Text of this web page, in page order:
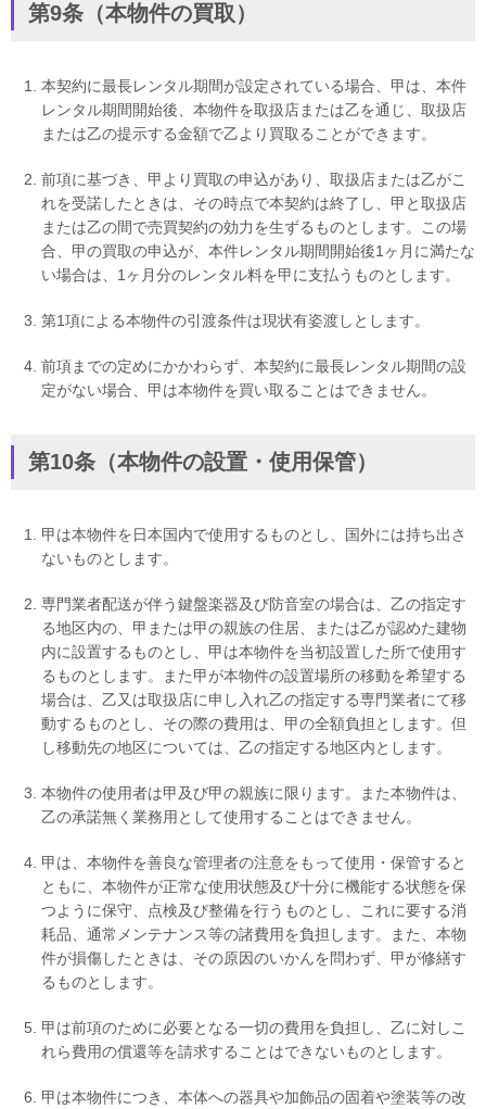
第9条（本物件の買取）
本契約に最長レンタル期間が設定されている場合、甲は、本件
レンタル期間開始後、本物件を取扱店または乙を通じ、取扱店
または乙の提示する金額で乙より買取ることができます。
前項に基づき、甲より買取の申込があり、取扱店または乙がこ
れを受諾したときは、その時点で本契約は終了し、甲と取扱店
または乙の間で売買契約の効力を生ずるものとします。この場
合、甲の買取の申込が、本件レンタル期間開始後1ヶ月に満たな
い場合は、1ヶ月分のレンタル料を甲に支払うものとします。
第1項による本物件の引渡条件は現状有姿渡しとします。
前項までの定めにかかわらず、本契約に最長レンタル期間の設
定がない場合、甲は本物件を買い取ることはできません。
第10条（本物件の設置・使用保管）
甲は本物件を日本国内で使用するものとし、国外には持ち出さ
ないものとします。
専門業者配送が伴う鍵盤楽器及び防音室の場合は、乙の指定す
る地区内の、甲または甲の親族の住居、または乙が認めた建物
内に設置するものとし、甲は本物件を当初設置した所で使用す
るものとします。また甲が本物件の設置場所の移動を希望する
場合は、乙又は取扱店に申し入れ乙の指定する専門業者にて移
動するものとし、その際の費用は、甲の全額負担とします。但
し移動先の地区については、乙の指定する地区内とします。
本物件の使用者は甲及び甲の親族に限ります。また本物件は、
乙の承諾無く業務用として使用することはできません。
甲は、本物件を善良な管理者の注意をもって使用・保管すると
ともに、本物件が正常な使用状態及び十分に機能する状態を保
つように保守、点検及び整備を行うものとし、これに要する消
耗品、通常メンテナンス等の諸費用を負担します。また、本物
件が損傷したときは、その原因のいかんを問わず、甲が修繕す
るものとします。
甲は前項のために必要となる一切の費用を負担し、乙に対しこ
れら費用の償還等を請求することはできないものとします。
甲は本物件につき、本体への器具や加飾品の固着や塗装等の改